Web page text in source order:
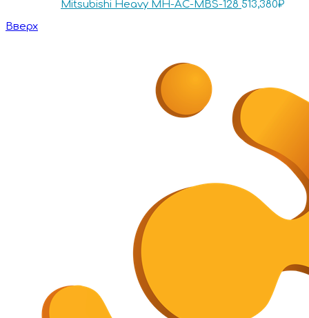
Mitsubishi Heavy MH-AC-MBS-128 513,380₽
Вверх